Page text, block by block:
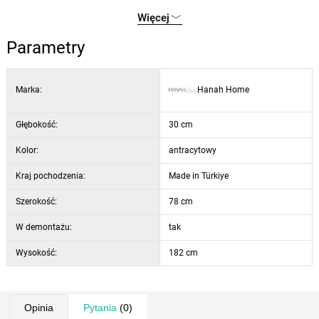
wymiary: 78 × 182 × 30 cm
kolor: antracytowy i czarny
Więcej
Parametry
Marka: Hanah Home
Głębokość: 30 cm
Kolor: antracytowy
Kraj pochodzenia: Made in Türkiye
Szerokość: 78 cm
W demontażu: tak
Wysokość: 182 cm
Opinia Pytania (0)